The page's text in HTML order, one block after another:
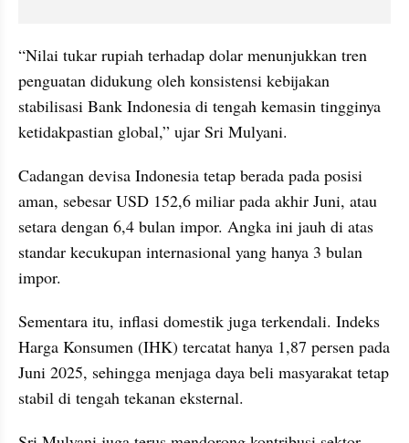
“Nilai tukar rupiah terhadap dolar menunjukkan tren
penguatan didukung oleh konsistensi kebijakan
stabilisasi Bank Indonesia di tengah kemasin tingginya
ketidakpastian global,” ujar Sri Mulyani.
Cadangan devisa Indonesia tetap berada pada posisi
aman, sebesar USD 152,6 miliar pada akhir Juni, atau
setara dengan 6,4 bulan impor. Angka ini jauh di atas
standar kecukupan internasional yang hanya 3 bulan
impor.
Sementara itu, inflasi domestik juga terkendali. Indeks
Harga Konsumen (IHK) tercatat hanya 1,87 persen pada
Juni 2025, sehingga menjaga daya beli masyarakat tetap
stabil di tengah tekanan eksternal.